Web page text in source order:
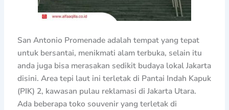
San Antonio Promenade adalah tempat yang tepat
untuk bersantai, menikmati alam terbuka, selain itu
anda juga bisa merasakan sedikit budaya lokal Jakarta
disini. Area tepi laut ini terletak di Pantai Indah Kapuk
(PIK) 2, kawasan pulau reklamasi di Jakarta Utara.
Ada beberapa toko souvenir yang terletak di